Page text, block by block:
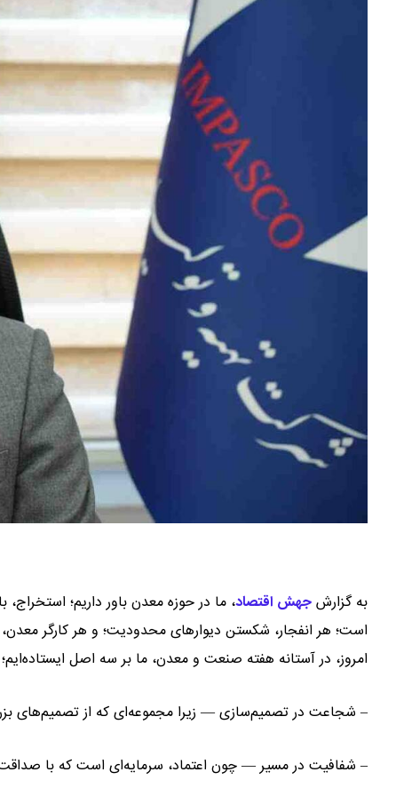
به گزارشجهش اقتصاد، ما در حوزه معدن باور داریم؛
است؛ هر انفجار، شکستن دیوارهای محدودیت؛ و هر کارگر
امروز، در آستانه هفته صنعت و معدن، ما بر سه اصل
– شجاعت در تصمیم‌سازی — زیرا مجموعه‌ای که از تصمیم‌های
– شفافیت در مسیر — چون اعتماد، سرمایه‌ای است که با